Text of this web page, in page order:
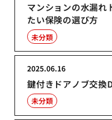
マンションの水漏れ
たい保険の選び方
未分類
鍵付きドアノブ交換
2025.06.16
未分類